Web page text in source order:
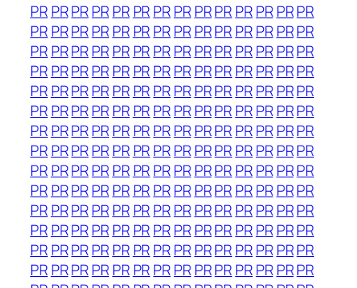
PRPRPRPRPR PRPRPRPRPRPRPR PRPR
PRPRPRPRPR PRPRPRPRPRPRPR PRPR
PRPRPRPRPR PRPRPRPRPRPRPR PRPR
PRPRPRPRPR PRPRPRPRPRPRPR PRPR
PRPRPRPRPR PRPRPRPRPRPRPR PRPR
PRPRPRPRPR PRPRPRPRPRPRPR PRPR
PRPRPRPRPR PRPRPRPRPRPRPR PRPR
PRPRPRPRPR PRPRPRPRPRPRPR PRPR
PRPRPRPRPR PRPRPRPRPRPRPR PRPR
PRPRPRPRPR PRPRPRPRPRPRPR PRPR
PRPRPRPRPR PRPRPRPRPRPRPR PRPR
PRPRPRPRPR PRPRPRPRPRPRPR PRPR
PRPRPRPRPR PRPRPRPRPRPRPR PRPR
PRPRPRPRPR PRPRPRPRPRPRPR PRPR